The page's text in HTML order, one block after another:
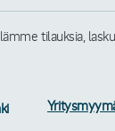
tilauksia,